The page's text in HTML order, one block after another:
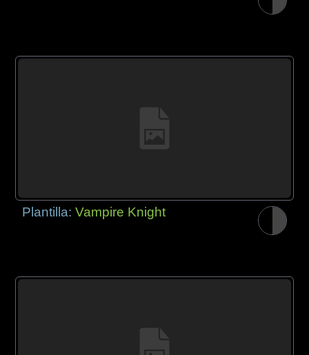
Plantilla:Vampire Knight